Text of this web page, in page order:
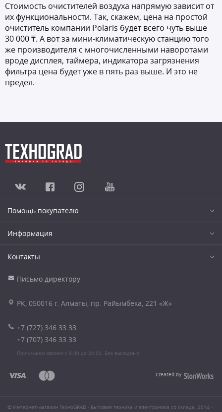
Стоимость очистителей воздуха напрямую зависит от
их функциональности. Так, скажем, цена на простой
очиститель компании Polaris будет всего чуть выше
30 000 ₸. А вот за мини-климатическую станцию того
же производителя с многочисленными наворотами
вроде дисплея, таймера, индикатора загрязнения
фильтра цена будет уже в пять раз выше. И это не
предел.
Помощь покупателю
Информация
Контакты
Письмо директору
РК, 050016 г. Алматы, пр. Райымбека, 221 «Ж»
+7 (727) 346 33 33
+7 (707) 346 33 33
Принимаем звонки с 9.00 до 20.00. Без выходных.
Created by
© Интернет-магазин ТехноGRAD - Бытовая техника и электроника со склада. 2014 -